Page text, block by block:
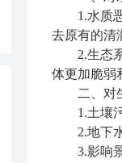
1.水质
去原有的清
2.生态
体更加脆弱
二、 对
1.土壤
2.地下
3.影响